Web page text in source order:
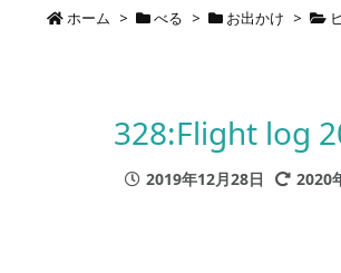
ホーム > べる > お出かけ >
328:Flight log
2019年12月28日 2020